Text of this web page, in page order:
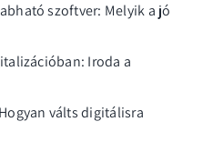
szoftver: Melyik a jó
Iroda a
válts digitálisra